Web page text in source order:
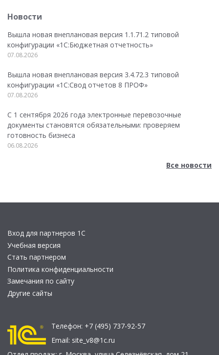
Новости
Вышла новая внеплановая версия 1.1.71.2 типовой
конфигурации «1C:Бюджетная отчетность»
07.08.2026
Вышла новая внеплановая версия 3.4.72.3 типовой
конфигурации «1C:Свод отчетов 8 ПРОФ»
07.08.2026
С 1 сентября 2026 года электронные перевозочные
документы становятся обязательными: проверяем
готовность бизнеса
06.08.2026
Все новости
Вход для партнеров 1С
Учебная версия
Стать партнером
Политика конфиденциальности
Замечания по сайту
Другие сайты
Телефон: +7 (495) 737-92-57
Email: site_v8@1c.ru